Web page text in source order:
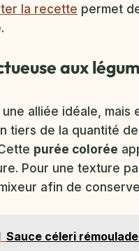
la recette permet
aux
alliée idéale,
tiers de la quantité
purée colorée
Pour une texture
afin de
Sauce céleri